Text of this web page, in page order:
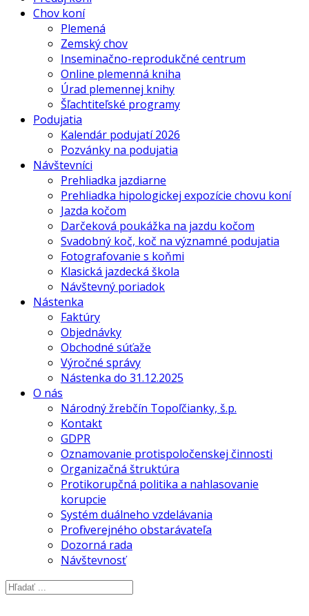
Chov koní
Plemená
Zemský chov
Inseminačno-reprodukčné centrum
Online plemenná kniha
Úrad plemennej knihy
Šľachtiteľské programy
Podujatia
Kalendár podujatí 2026
Pozvánky na podujatia
Návštevníci
Prehliadka jazdiarne
Prehliadka hipologickej expozície chovu koní
Jazda kočom
Darčeková poukážka na jazdu kočom
Svadobný koč, koč na významné podujatia
Fotografovanie s koňmi
Klasická jazdecká škola
Návštevný poriadok
Nástenka
Faktúry
Objednávky
Obchodné súťaže
Výročné správy
Nástenka do 31.12.2025
O nás
Národný žrebčín Topoľčianky, š.p.
Kontakt
GDPR
Oznamovanie protispoločenskej činnosti
Organizačná štruktúra
Protikorupčná politika a nahlasovanie
korupcie
Systém duálneho vzdelávania
Profil verejného obstarávateľa
Dozorná rada
Návštevnosť